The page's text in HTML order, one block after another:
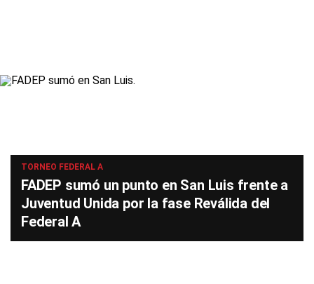
TORNEO FEDERAL A
FADEP sumó un punto en San Luis frente a
Juventud Unida por la fase Reválida del
Federal A